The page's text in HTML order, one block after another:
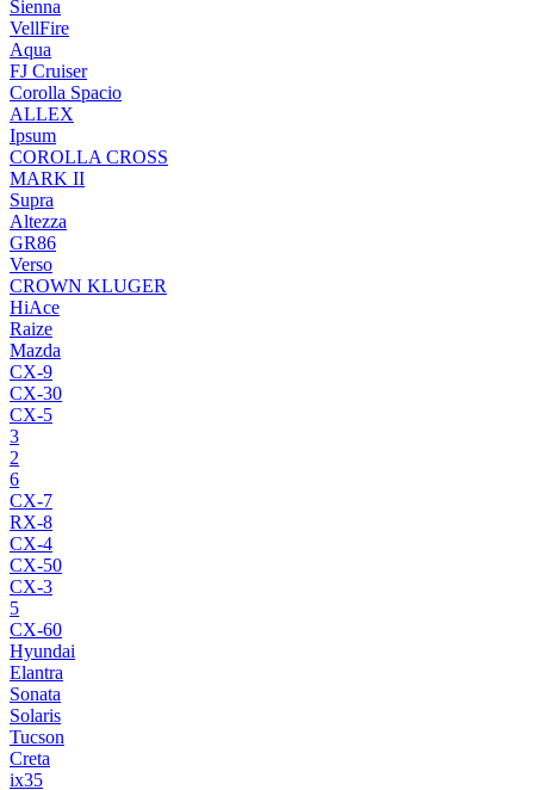
Sienna
VellFire
Aqua
FJ Cruiser
Corolla Spacio
ALLEX
Ipsum
COROLLA CROSS
MARK II
Supra
Altezza
GR86
Verso
CROWN KLUGER
HiAce
Raize
Mazda
CX-9
CX-30
CX-5
3
2
6
CX-7
RX-8
CX-4
CX-50
CX-3
5
CX-60
Hyundai
Elantra
Sonata
Solaris
Tucson
Creta
ix35